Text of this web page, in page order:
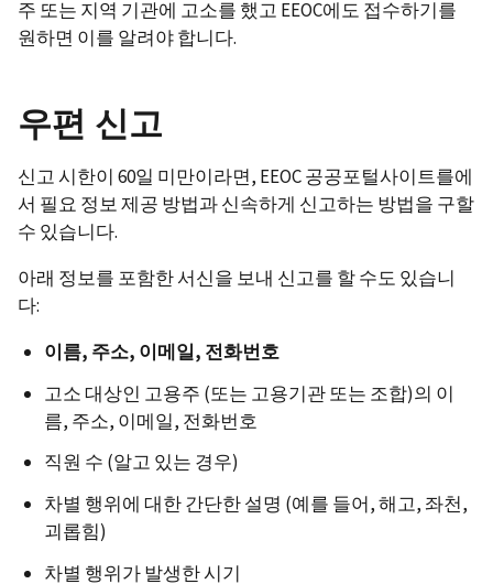
주 또는 지역 기관에 고소를 했고 EEOC에도 접수하기를
원하면 이를 알려야 합니다.
우편 신고
신고 시한이 60일 미만이라면, EEOC 공공포털사이트를에
서 필요 정보 제공 방법과 신속하게 신고하는 방법을 구할
수 있습니다.
아래 정보를 포함한 서신을 보내 신고를 할 수도 있습니
다:
이름, 주소, 이메일, 전화번호
고소 대상인 고용주 (또는 고용기관 또는 조합)의 이
름, 주소, 이메일, 전화번호
직원 수 (알고 있는 경우)
차별 행위에 대한 간단한 설명 (예를 들어, 해고, 좌천,
괴롭힘)
차별 행위가 발생한 시기